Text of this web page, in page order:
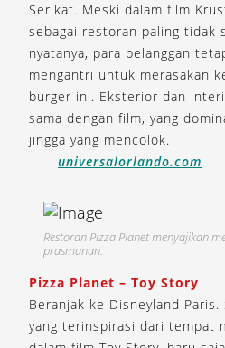
Serikat. Meski dalam film
sebagai restoran paling tidak
nyatanya, para pelanggan
mengantri untuk merasakan
burger ini. Eksterior dan
sama dengan film, yang
jingga yang mencolok.
universalorlando.com
Restoran Pizza Planet menyajikan
prasmanan.
Pizza Planet – Toy Story
Beranjak ke Disneyland
yang terinspirasi dari tempat